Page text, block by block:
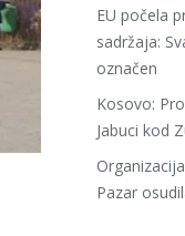
EU počela
sadržaja:
označen
Kosovo:
Jabuci kod
Pazar